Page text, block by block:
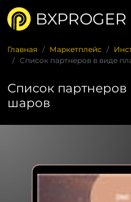
BXPROGER
Главная Маркетплейс
Список партнеров в виде
Список
шаров